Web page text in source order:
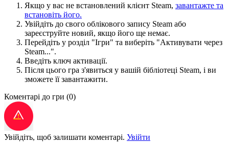
Якщо у вас не встановлений клієнт Steam, завантажте та
встановіть його.
Увійдіть до свого облікового запису Steam або
зареєструйте новий, якщо його ще немає.
Перейдіть у розділ "Ігри" та виберіть "Активувати через
Steam...".
Введіть ключ активації.
Після цього гра з'явиться у вашій бібліотеці Steam, і ви
зможете її завантажити.
Коментарі до гри (0)
Увійдіть, щоб залишати коментарі. Увійти